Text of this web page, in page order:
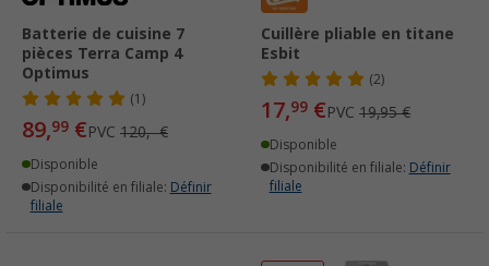
Batterie de cuisine 7
pièces Terra Camp 4
Optimus
(1)
89,99 €PVC 120,- €
Disponible
Disponibilité en filiale: Définir
filiale
Cuillère pliable en titane
Esbit
(2)
17,99 €PVC 19,95 €
Disponible
Disponibilité en filiale: Définir
filiale